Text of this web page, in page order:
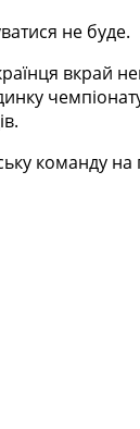
не буде.
вкрай
команду